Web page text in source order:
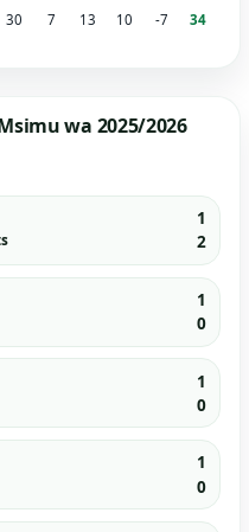
30 7 13 10 -7 34
wa 2025/2026
1
2
1
0
1
0
1
0